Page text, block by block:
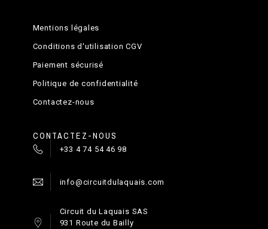
Mentions légales
Conditions d'utilisation CGV
Paiement sécurisé
Politique de confidentialité
Contactez-nous
CONTACTEZ-NOUS
+33 4 74 54 46 98
info@circuitdulaquais.com
Circuit du Laquais SAS
931 Route du Bailly